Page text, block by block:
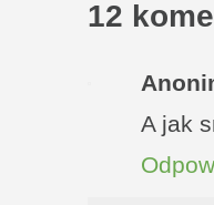
12
A jak